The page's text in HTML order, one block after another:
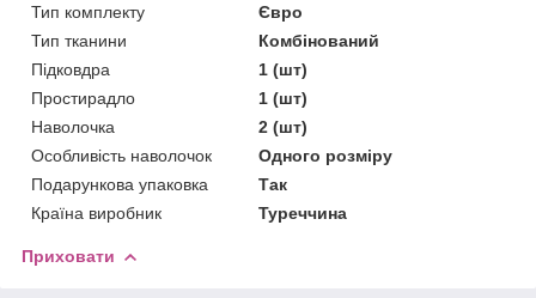
Тип комплекту
Євро
Тип тканини
Комбінований
Підковдра
1 (шт)
Простирадло
1 (шт)
Наволочка
2 (шт)
Особливість наволочок
Одного розміру
Подарункова упаковка
Так
Країна виробник
Туреччина
Приховати